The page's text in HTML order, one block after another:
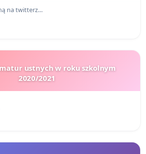
na twitterz…
ustnych w roku szkolnym
2020/2021